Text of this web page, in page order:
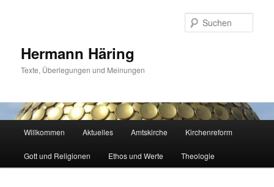
Hermann Häring
Texte, Überlegungen und Meinungen
Willkommen Aktuelles Amtskirche Kirchenreform
Gott und Religionen Ethos und Werte Theologie